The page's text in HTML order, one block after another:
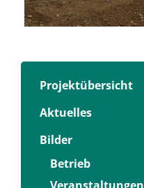
Projektübersicht
Aktuelles
Bilder
Betrieb